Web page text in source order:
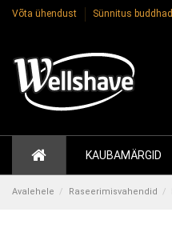
Võta ühendust Sünnitus buddhad
KAUBAMÄRGID
Avalehele Raseerimisvahendid